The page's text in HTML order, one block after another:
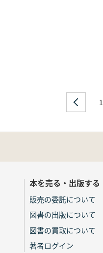
1
本を売る・出版する
販売の委託について
図書の出版について
図書の買取について
著者ログイン